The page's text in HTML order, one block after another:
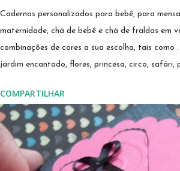
Cadernos personalizados para bebê, para
maternidade, chá de bebê e chá de fraldas em
combinações de cores a sua escolha, tais como
jardim encantado, flores, princesa, circo, safári,
mais! Confira nossos modelos. Estamos no Elo7
com sete anos de atividades. Na nossa loja
das compradoras. CLIQUE AQUI para ler
clientes Estamos sempre lançando novos
on line, Para ver novos modelos CLIQUE
COMPARTILHAR